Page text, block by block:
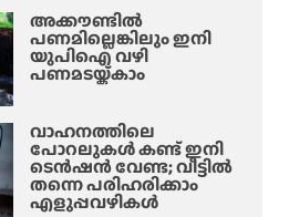
അക്കൗണ്ടിൽ
പണമില്ലെങ്കിലും ഇനി
യുപിഐ വഴി
പണമടയ്ക്കാം
വാഹനത്തിലെ
പോറലുകൾ കണ്ട് ഇനി
ടെൻഷൻ വേണ്ട; വീട്ടിൽ
തന്നെ പരിഹരിക്കാം
എളുപ്പവഴികൾ